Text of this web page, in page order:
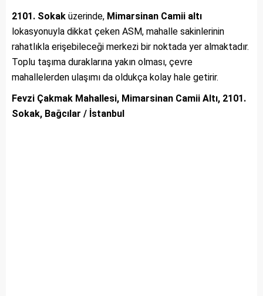
2101. Sokak üzerinde, Mimarsinan Camii altı
lokasyonuyla dikkat çeken ASM, mahalle sakinlerinin
rahatlıkla erişebileceği merkezi bir noktada yer almaktadır.
Toplu taşıma duraklarına yakın olması, çevre
mahallelerden ulaşımı da oldukça kolay hale getirir.
Fevzi Çakmak Mahallesi, Mimarsinan Camii Altı, 2101.
Sokak, Bağcılar / İstanbul